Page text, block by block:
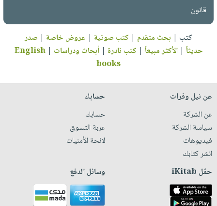
قانون
كتب | بحث متقدم | كتب صوتية | عروض خاصة | صدر
حديثاً |الأكثر مبيعاً | كتب نادرة |أبحاث ودراسات |
English
books
عن نيل وفرات
عن الشركة
سياسة الشركة
فيديوهات
انشر كتابك
حسابك
حسابك
عربة التسوق
لائحة الأمنيات
حمّل iKitab وسائل الدفع